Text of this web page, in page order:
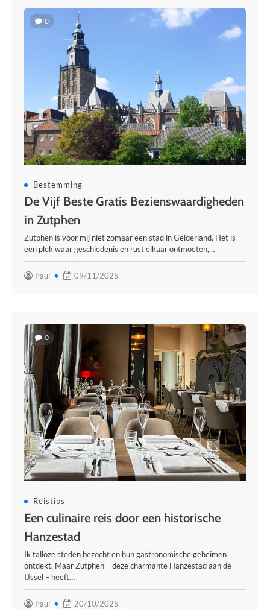
0
Bestemming
De Vijf Beste Gratis Bezienswaardigheden
in Zutphen
Zutphen is voor mij niet zomaar een stad in Gelderland. Het is
een plek waar geschiedenis en rust elkaar ontmoeten,…
Paul 09/11/2025
0
Reistips
Een culinaire reis door een historische
Hanzestad
Ik talloze steden bezocht en hun gastronomische geheimen
ontdekt. Maar Zutphen – deze charmante Hanzestad aan de
IJssel – heeft…
Paul 20/10/2025